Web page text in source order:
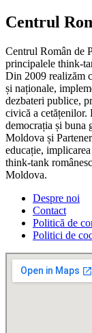
Centrul
Centrul Român de
principalele think-
Din 2009 realizăm
și naționale,
dezbateri publice,
civică a cetățenilor.
democrația și buna
Moldova și
educație,
think-tank
Moldova.
Despre noi
Contact
Politică de
Politici de